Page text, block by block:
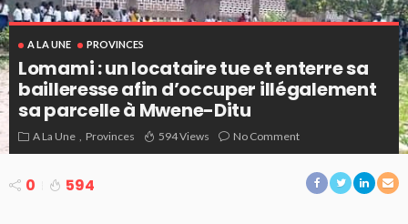
A LA UNE PROVINCES
Lomami : un locataire tue et enterre sa
bailleresse afin d’occuper illégalement
sa parcelle à Mwene-Ditu
A La Une Provinces 594 Views No Comment
0 594